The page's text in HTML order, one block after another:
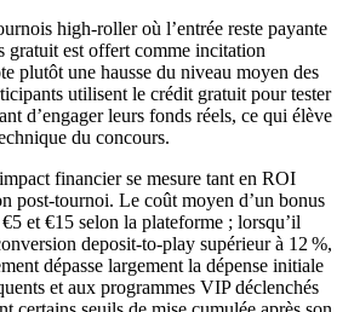
high‑roller où l’entrée reste payante
gratuit est offert comme incitation
plutôt une hausse du niveau moyen des
utilisent le crédit gratuit pour tester
d’engager leurs fonds réels, ce qui élève
du concours.
financier se mesure tant en ROI
post‑tournoi. Le coût moyen d’un bonus
et €15 selon la plateforme ; lorsqu’il
deposit‑to‑play supérieur à 12 %,
dépasse largement la dépense initiale
et aux programmes VIP déclenchés